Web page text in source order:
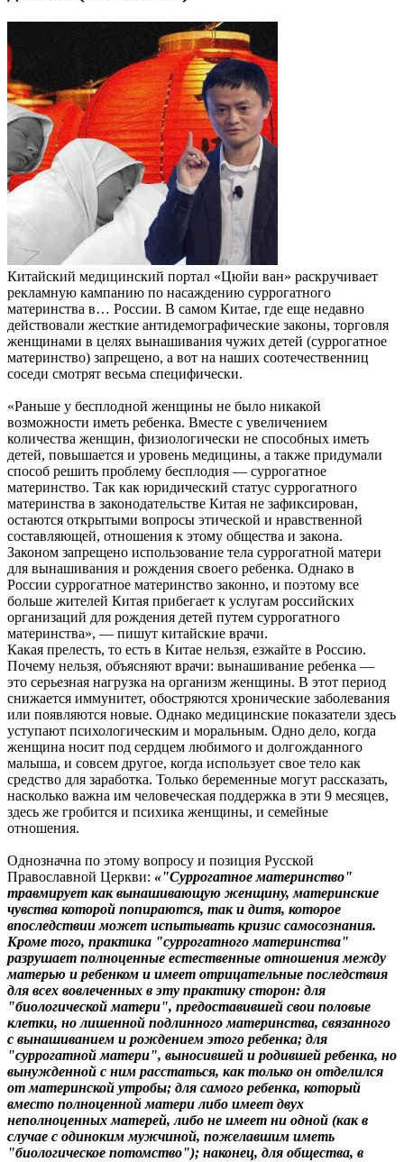
Китайский медицинский портал «Цюйи ван» раскручивает
рекламную кампанию по насаждению суррогатного
материнства в… России. В самом Китае, где еще недавно
действовали жесткие антидемографические законы, торговля
женщинами в целях вынашивания чужих детей (суррогатное
материнство) запрещено, а вот на наших соотечественниц
соседи смотрят весьма специфически.
«Раньше у бесплодной женщины не было никакой
возможности иметь ребенка. Вместе с увеличением
количества женщин, физиологически не способных иметь
детей, повышается и уровень медицины, а также придумали
способ решить проблему бесплодия — суррогатное
материнство. Так как юридический статус суррогатного
материнства в законодательстве Китая не зафиксирован,
остаются открытыми вопросы этической и нравственной
составляющей, отношения к этому общества и закона.
Законом запрещено использование тела суррогатной матери
для вынашивания и рождения своего ребенка. Однако в
России суррогатное материнство законно, и поэтому все
больше жителей Китая прибегает к услугам российских
организаций для рождения детей путем суррогатного
материнства», — пишут китайские врачи.
Какая прелесть, то есть в Китае нельзя, езжайте в Россию.
Почему нельзя, объясняют врачи: вынашивание ребенка —
это серьезная нагрузка на организм женщины. В этот период
снижается иммунитет, обостряются хронические заболевания
или появляются новые. Однако медицинские показатели здесь
уступают психологическим и моральным. Одно дело, когда
женщина носит под сердцем любимого и долгожданного
малыша, и совсем другое, когда использует свое тело как
средство для заработка. Только беременные могут рассказать,
насколько важна им человеческая поддержка в эти 9 месяцев,
здесь же гробится и психика женщины, и семейные
отношения.
Однозначна по этому вопросу и позиция Русской
Православной Церкви: «"Суррогатное материнство"
травмирует как вынашивающую женщину, материнские
чувства которой попираются, так и дитя, которое
впоследствии может испытывать кризис самосознания.
Кроме того, практика "суррогатного материнства"
разрушает полноценные естественные отношения между
матерью и ребенком и имеет отрицательные последствия
для всех вовлеченных в эту практику сторон: для
"биологической матери", предоставившей свои половые
клетки, но лишенной подлинного материнства, связанного
с вынашиванием и рождением этого ребенка; для
"суррогатной матери", выносившей и родившей ребенка, но
вынужденной с ним расстаться, как только он отделился
от материнской утробы; для самого ребенка, который
вместо полноценной матери либо имеет двух
неполноценных матерей, либо не имеет ни одной (как в
случае с одиноким мужчиной, пожелавшим иметь
"биологическое потомство"); наконец, для общества, в